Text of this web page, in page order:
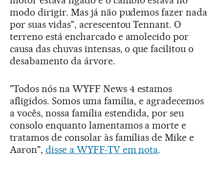
modo dirigir. Mas já não pudemos fazer nada
por suas vidas", acrescentou Tennant. O
terreno está encharcado e amolecido por
causa das chuvas intensas, o que facilitou o
desabamento da árvore.
"Todos nós na WYFF News 4 estamos
afligidos. Somos uma família, e agradecemos
a vocês, nossa família estendida, por seu
consolo enquanto lamentamos a morte e
tratamos de consolar às famílias de Mike e
Aaron", disse a WYFF-TV em nota.